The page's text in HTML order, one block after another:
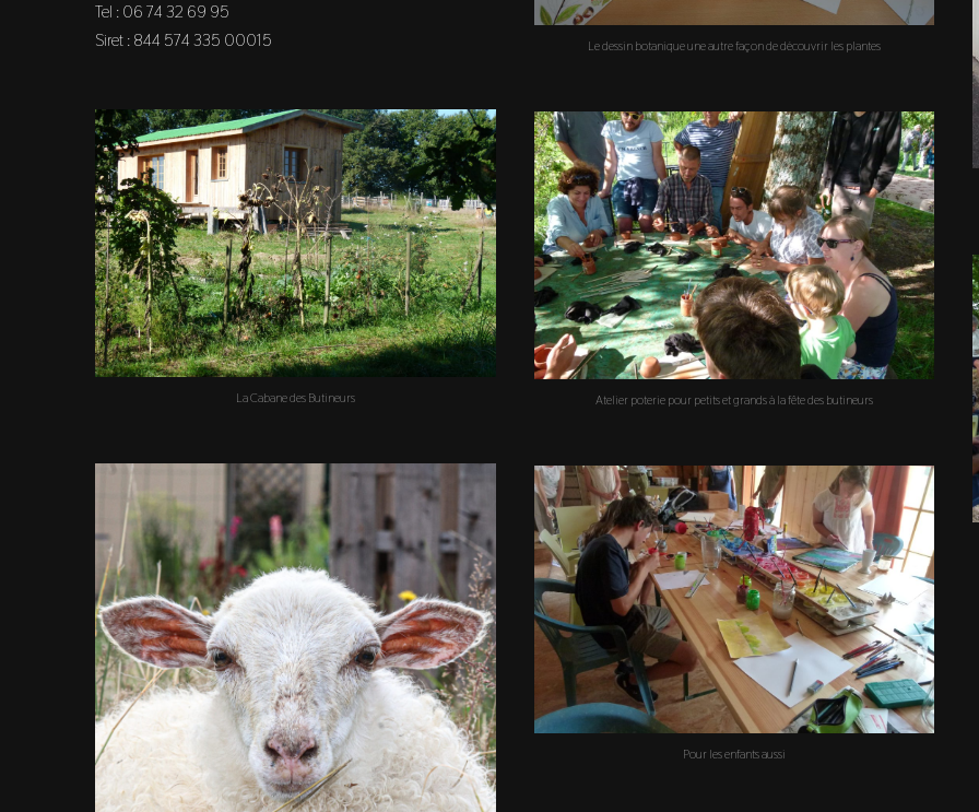
Tel : 06 74 32 69 95
Siret : 844 574 335 00015
La Cabane des Butineurs
Le dessin botanique une autre façon de découvrir les plantes
Atelier poterie pour petits et grands à la fête des butineurs
Pour les enfants aussi